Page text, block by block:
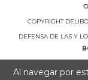
Al navegar por
COPYRIGHT
DEFENSA DE LAS Y